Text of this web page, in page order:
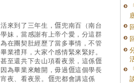
來到了三年生，𠊎兜南百（南台
妹，當感謝有上帝个愛，分這群
在團契肚經歷了當多事情，不管
業禮拜，大家个感情緊來緊好。
至還共下去山項看夜景，這係𠊎
為畢業來離開，毋過𠊎這個學長
夜、看夜景。𠊎兜都會講這係